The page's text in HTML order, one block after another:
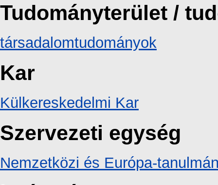
Tudományterület /
társadalomtudományok
Kar
Külkereskedelmi Kar
Szervezeti egység
Nemzetközi és Európa-